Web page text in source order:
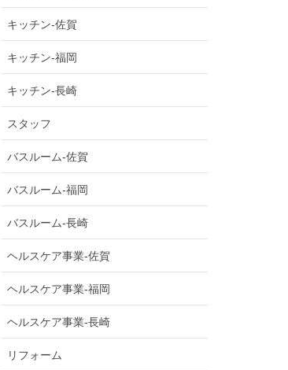
キッチン-佐賀
キッチン-福岡
キッチン-長崎
スタッフ
バスルーム-佐賀
バスルーム-福岡
バスルーム-長崎
ヘルスケア事業-佐賀
ヘルスケア事業-福岡
ヘルスケア事業-長崎
リフォーム